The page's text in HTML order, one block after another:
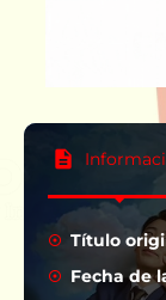
Título
Fecha de